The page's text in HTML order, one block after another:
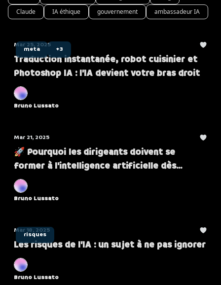
Claude
IA éthique gouvernement ambassadeur IA
meta +3
Mar 25, 2025
Traduction instantanée, robot cuisinier et
Photoshop IA : l’IA devient votre bras droit
Bruno Lussato
Mar 21, 2025
🚀 Pourquoi les dirigeants doivent se
former à l’intelligence artificielle dès
maintenant
Bruno Lussato
risques
Mar 18, 2025
Les risques de l’IA : un sujet à ne pas ignorer
Bruno Lussato